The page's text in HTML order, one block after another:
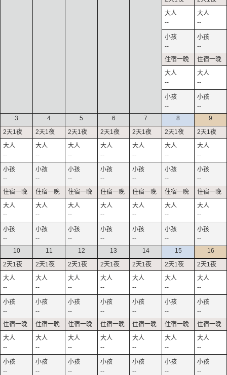
--
--
--
--
--
--
--
--
3
--
--
--
--
4
--
--
--
--
5
--
--
--
--
6
--
--
--
--
7
--
--
--
--
8
--
--
--
--
9
--
--
--
--
10
--
--
--
--
11
--
--
--
--
12
--
--
--
--
13
--
--
--
--
14
--
--
--
--
15
--
--
--
--
16
--
--
--
--